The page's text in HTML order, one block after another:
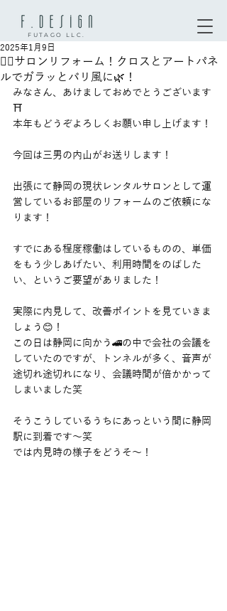
FUTAGO LLC.
💆‍♀️サロンリフォーム！クロスとアートパネ
ルでガラッとバリ風に🌿！
2025年1月9日
みなさん、あけましておめでとうございます
⛩
本年もどうぞよろしくお願い申し上げます！
今回は三男の内山がお送りします！
出張にて静岡の現状レンタルサロンとして運
営しているお部屋のリフォームのご依頼にな
ります！
すでにある程度稼働はしているものの、単価
をもう少しあげたい、利用時間をのばした
い、というご要望がありました！
実際に内見して、改善ポイントを見ていきま
しょう😊！
この日は静岡に向かう🚄の中で会社の会議を
していたのですが、トンネルが多く、音声が
途切れ途切れになり、会議時間が倍かかって
しまいました笑
そうこうしているうちにあっという間に静岡
駅に到着です〜笑
では内見時の様子をどうそ〜！